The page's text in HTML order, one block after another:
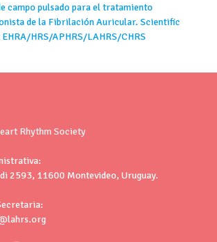
campo pulsado para el tratamiento
de la Fibrilación Auricular. Scientific
HRS/APHRS/LAHRS/CHRS
Rhythm Society
2593, 11600 Montevideo, Uruguay.